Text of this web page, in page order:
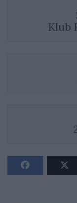
Klub